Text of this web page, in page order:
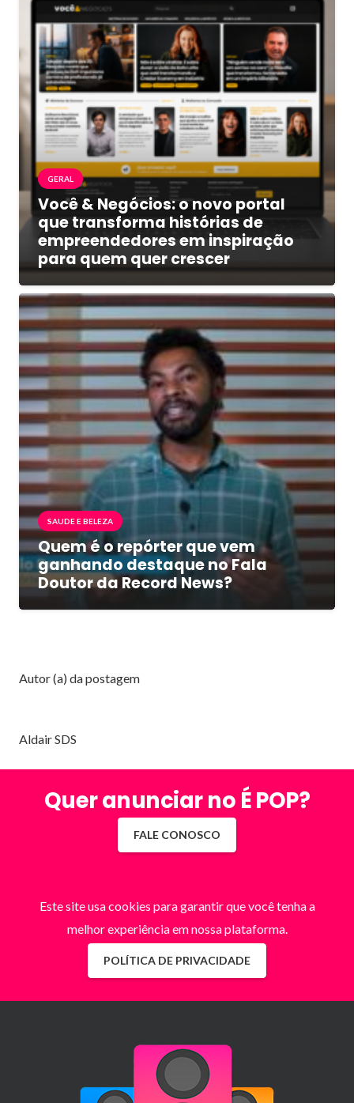
GERAL
Você & Negócios: o novo portal
que transforma histórias de
empreendedores em inspiração
para quem quer crescer
SAUDE E BELEZA
Quem é o repórter que vem
ganhando destaque no Fala
Doutor da Record News?
Autor (a) da postagem
Aldair SDS
Quer anunciar no É POP?
FALE CONOSCO
Este site usa cookies para garantir que você tenha a
melhor experiência em nossa plataforma.
POLÍTICA DE PRIVACIDADE